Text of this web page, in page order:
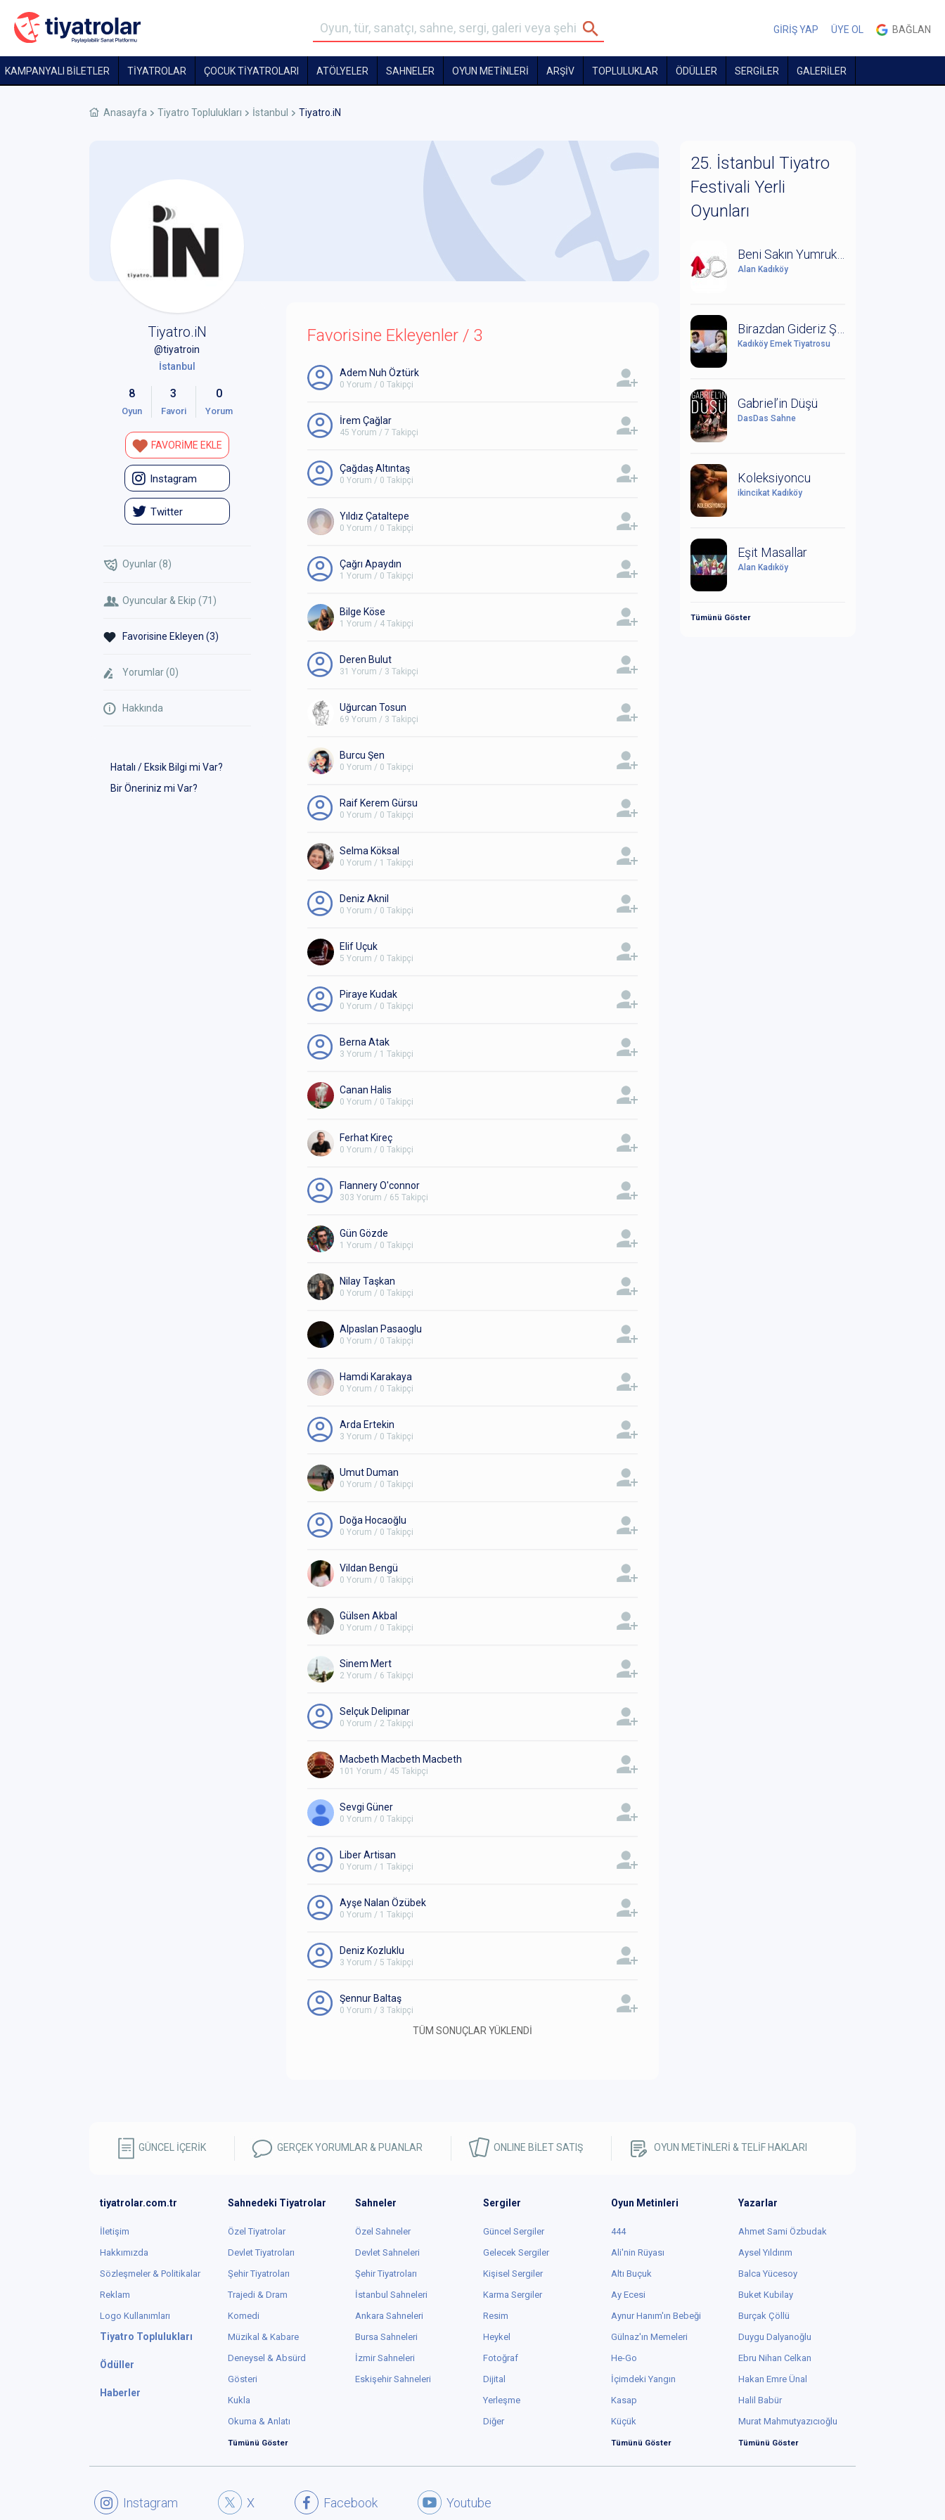
GİRİŞ YAP ÜYE OL BAĞLAN
KAMPANYALI BİLETLER TİYATROLAR ÇOCUK TIYATROLARI ATÖLYELER SAHNELER OYUN METİNLERİ ARŞİV TOPLULUKLAR ÖDÜLLER SERGİLER GALERİLER
Anasayfa Tiyatro Toplulukları İstanbul Tiyatro.iN
Tiyatro.iN
@tiyatroin
İstanbul
8
Oyun
3
Favori
0
Yorum
FAVORİME EKLE
Instagram
Twitter
Oyunlar (8)
Oyuncular & Ekip (71)
Favorisine Ekleyen (3)
Yorumlar (0)
Hakkında
Hatalı / Eksik Bilgi mi Var?
Bir Öneriniz mi Var?
Favorisine Ekleyenler / 3
Adem Nuh Öztürk
0 Yorum / 0 Takipçi
İrem Çağlar
45 Yorum / 7 Takipçi
Çağdaş Altıntaş
0 Yorum / 0 Takipçi
Yıldız Çataltepe
0 Yorum / 0 Takipçi
Çağrı Apaydın
1 Yorum / 0 Takipçi
Bilge Köse
1 Yorum / 4 Takipçi
Deren Bulut
31 Yorum / 3 Takipçi
Uğurcan Tosun
69 Yorum / 3 Takipçi
Burcu Şen
0 Yorum / 0 Takipçi
Raif Kerem Gürsu
0 Yorum / 0 Takipçi
Selma Köksal
0 Yorum / 1 Takipçi
Deniz Aknil
0 Yorum / 0 Takipçi
Elif Uçuk
5 Yorum / 0 Takipçi
Piraye Kudak
0 Yorum / 0 Takipçi
Berna Atak
3 Yorum / 1 Takipçi
Canan Halis
0 Yorum / 0 Takipçi
Ferhat Kireç
0 Yorum / 0 Takipçi
Flannery O'connor
303 Yorum / 65 Takipçi
Gün Gözde
1 Yorum / 0 Takipçi
Nilay Taşkan
0 Yorum / 0 Takipçi
Alpaslan Pasaoglu
0 Yorum / 0 Takipçi
Hamdi Karakaya
0 Yorum / 0 Takipçi
Arda Ertekin
3 Yorum / 0 Takipçi
Umut Duman
0 Yorum / 0 Takipçi
Doğa Hocaoğlu
0 Yorum / 0 Takipçi
Vildan Bengü
0 Yorum / 0 Takipçi
Gülsen Akbal
0 Yorum / 0 Takipçi
Sinem Mert
2 Yorum / 6 Takipçi
Selçuk Delipınar
0 Yorum / 2 Takipçi
Macbeth Macbeth Macbeth
101 Yorum / 45 Takipçi
Sevgi Güner
0 Yorum / 0 Takipçi
Liber Artisan
0 Yorum / 1 Takipçi
Ayşe Nalan Özübek
0 Yorum / 1 Takipçi
Deniz Kozluklu
3 Yorum / 5 Takipçi
Şennur Baltaş
0 Yorum / 3 Takipçi
TÜM SONUÇLAR YÜKLENDİ
25. İstanbul Tiyatro
Festivali Yerli
Oyunları
Alan Kadıköy
Kadıköy Emek Tiyatrosu
Gabriel’in Düşü
DasDas Sahne
Koleksiyoncu
ikincikat Kadıköy
Eşit Masallar
Alan Kadıköy
Tümünü Göster
GÜNCEL İÇERİK GERÇEK YORUMLAR & PUANLAR ONLINE BİLET SATIŞ OYUN METİNLERİ & TELİF HAKLARI
tiyatrolar.com.tr
İletişim
Hakkımızda
Sözleşmeler & Politikalar
Reklam
Logo Kullanımları
Tiyatro Toplulukları
Ödüller
Haberler
Sahnedeki Tiyatrolar
Özel Tiyatrolar
Devlet Tiyatroları
Şehir Tiyatroları
Trajedi & Dram
Komedi
Müzikal & Kabare
Deneysel & Absürd
Gösteri
Kukla
Okuma & Anlatı
Tümünü Göster
Sahneler
Özel Sahneler
Devlet Sahneleri
Şehir Tiyatroları
İstanbul Sahneleri
Ankara Sahneleri
Bursa Sahneleri
İzmir Sahneleri
Eskişehir Sahneleri
Sergiler
Güncel Sergiler
Gelecek Sergiler
Kişisel Sergiler
Karma Sergiler
Resim
Heykel
Fotoğraf
Dijital
Yerleşme
Diğer
Oyun Metinleri
444
Ali'nin Rüyası
Altı Buçuk
Ay Ecesi
Aynur Hanım'ın Bebeği
Gülnaz'ın Memeleri
He-Go
İçimdeki Yangın
Kasap
Küçük
Tümünü Göster
Yazarlar
Ahmet Sami Özbudak
Aysel Yıldırım
Balca Yücesoy
Buket Kubilay
Burçak Çöllü
Duygu Dalyanoğlu
Ebru Nihan Celkan
Hakan Emre Ünal
Halil Babür
Murat Mahmutyazıcıoğlu
Tümünü Göster
Youtube
Facebook
X
Instagram